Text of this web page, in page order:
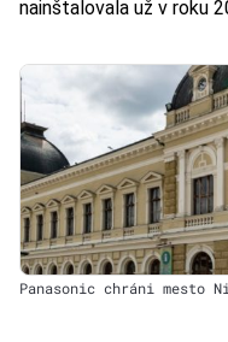
nainštalovala už v roku
Panasonic chráni mesto